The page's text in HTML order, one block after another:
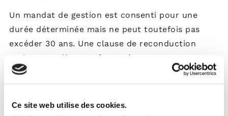
Ce site web utilise des cookies.
Un mandat de gestion est consenti pour une
durée déterminée mais ne peut toutefois pas
excéder 30 ans. Une clause de reconduction
tacite annuelle peut être prévue.
contractuellement (3 mois en général) et